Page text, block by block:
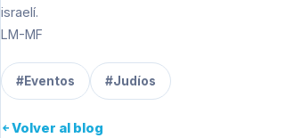
israelí.
LM-MF
#Eventos #Judíos
Volver al blog